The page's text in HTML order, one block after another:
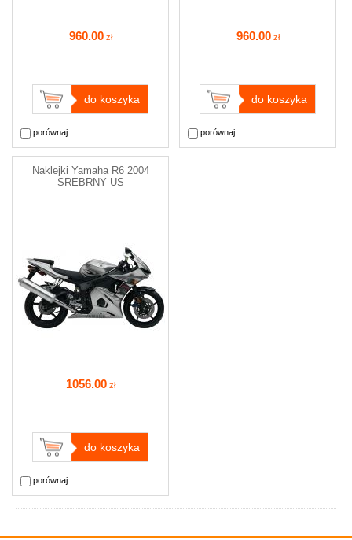
960.00 zł
do koszyka
porównaj
960.00 zł
do koszyka
porównaj
Naklejki Yamaha R6 2004
SREBRNY US
1056.00 zł
do koszyka
porównaj